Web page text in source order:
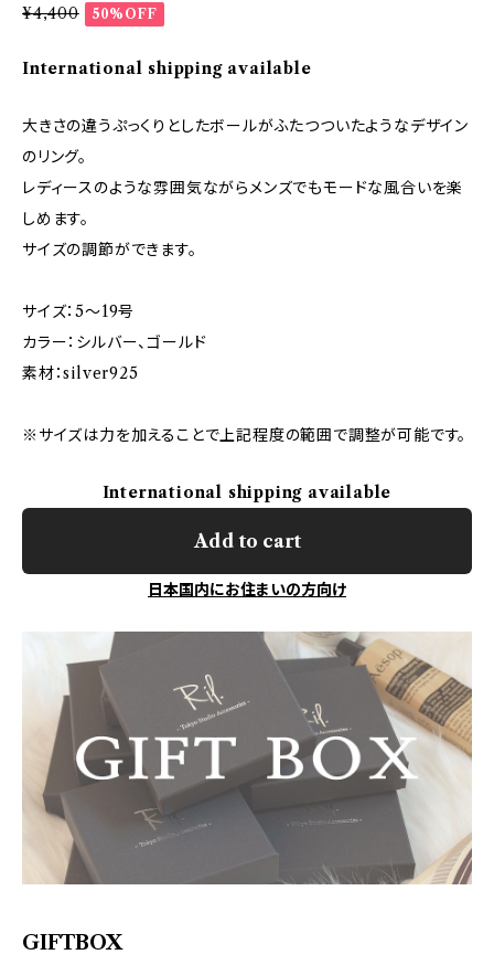
¥4,400 50%OFF
International shipping available
大きさの違うぷっくりとしたボールがふたつついたようなデザイン
のリング。
レディースのような雰囲気ながらメンズでもモードな風合いを楽
しめます。
サイズの調節ができます。
サイズ：5～19号
カラー：シルバー、ゴールド
素材：silver925
※サイズは力を加えることで上記程度の範囲で調整が可能です。
International shipping available
Add to cart
日本国内にお住まいの方向け
GIFTBOX